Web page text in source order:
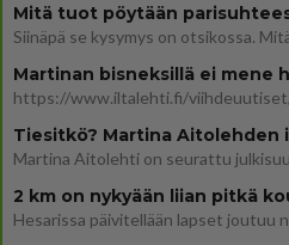
Mitä tuot pöytään
Martinan bisneksillä ei mene
2 km on nykyään liian pitkä